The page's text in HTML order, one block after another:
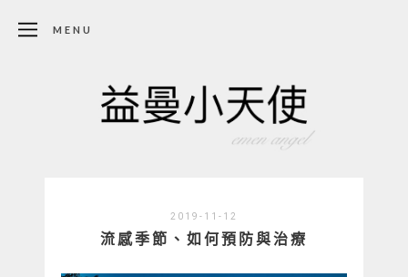
MENU
2019-11-12
流感季節、如何預防與治療